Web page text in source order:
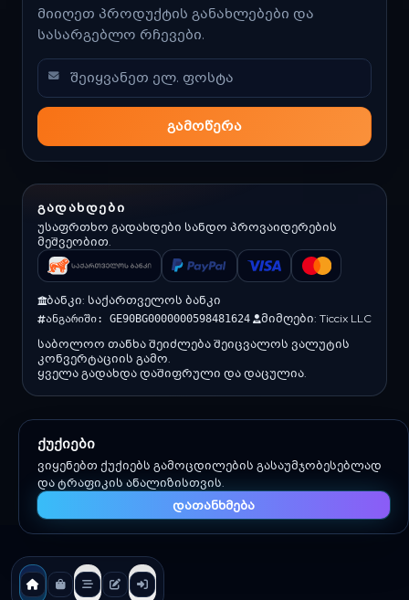
მიიღეთ პროდუქტის განახლებები და
სასარგებლო რჩევები.
გამოწერა
ᲒᲐᲓᲐᲮᲓᲔᲑᲘ
უსაფრთხო გადახდები სანდო პროვაიდერების
მეშვეობით.
ბანკი: საქართველოს ბანკი
ანგარიში: GE90BG0000000598481624
მიმღები: Ticcix LLC
საბოლოო თანხა შეიძლება შეიცვალოს ვალუტის
კონვერტაციის გამო.
ყველა გადახდა დაშიფრული და დაცულია.
(c) 2026 Ticcix. ყველა უფლება დაცულია.
შექმნილია შემქმნელებისა და გუნდებისთვის
ქუქიები
ვიყენებთ ქუქიებს გამოცდილების გასაუმჯობესებლად
და ტრაფიკის ანალიზისთვის.
დათანხმება